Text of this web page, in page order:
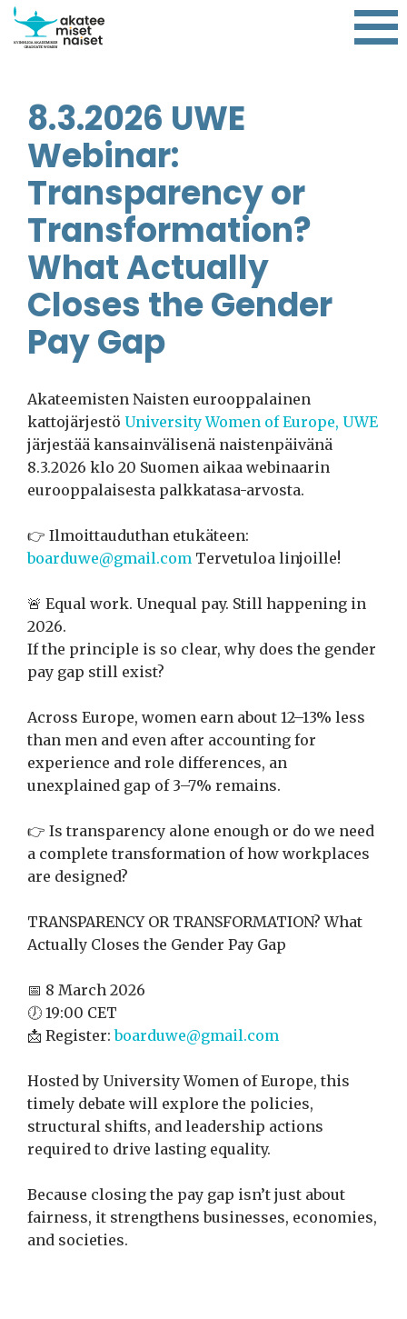
8.3.2026 UWE
Webinar:
Transparency or
Transformation?
What Actually
Closes the Gender
Pay Gap
Akateemisten Naisten eurooppalainen
kattojärjestö University Women of Europe, UWE
järjestää kansainvälisenä naistenpäivänä
8.3.2026 klo 20 Suomen aikaa webinaarin
eurooppalaisesta palkkatasa-arvosta.
👉 Ilmoittauduthan etukäteen:
boarduwe@gmail.com Tervetuloa linjoille!
🚨 Equal work. Unequal pay. Still happening in
2026.
If the principle is so clear, why does the gender
pay gap still exist?
Across Europe, women earn about 12–13% less
than men and even after accounting for
experience and role differences, an
unexplained gap of 3–7% remains.
👉 Is transparency alone enough or do we need
a complete transformation of how workplaces
are designed?
TRANSPARENCY OR TRANSFORMATION? What
Actually Closes the Gender Pay Gap
📅 8 March 2026
🕖 19:00 CET
📩 Register:boarduwe@gmail.com
Hosted by University Women of Europe, this
timely debate will explore the policies,
structural shifts, and leadership actions
required to drive lasting equality.
Because closing the pay gap isn’t just about
fairness, it strengthens businesses, economies,
and societies.